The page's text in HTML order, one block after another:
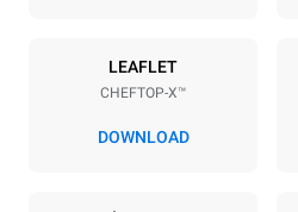
Napětí
380-415V 3N~ / 220-240V
3~
LEAFLET
CHEFTOP-X™
DOWNLOAD